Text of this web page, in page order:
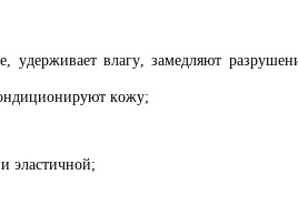
удерживает влагу, замедляют
кожу;
эластичной;